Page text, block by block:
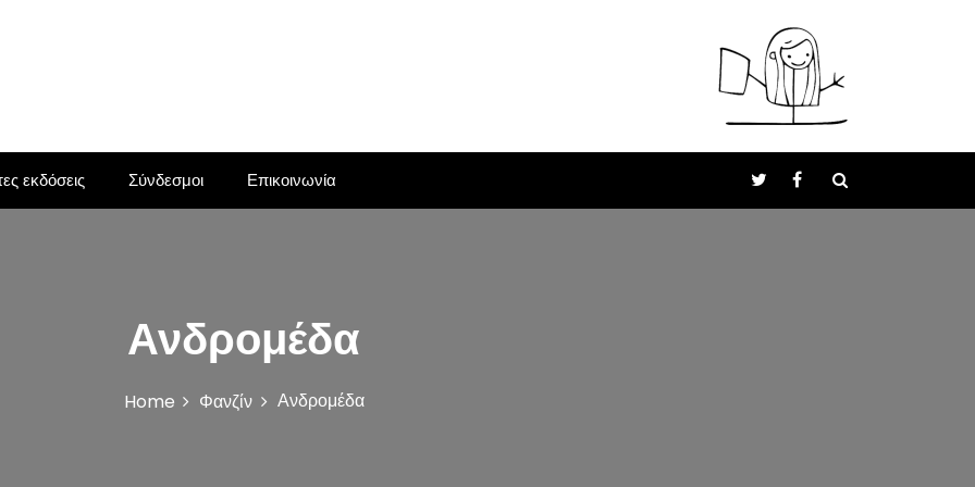
εκδόσεις Σύνδεσμοι Επικοινωνία
Ανδρομέδα
Home Φανζίν Ανδρομέδα